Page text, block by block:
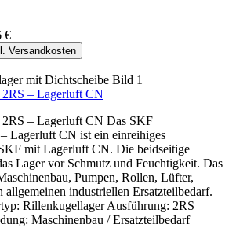
€
Versandkosten
– Lagerluft CN
– Lagerluft CN Das SKF
Lagerluft CN ist ein einreihiges
mit Lagerluft CN. Die beidseitige
Lager vor Schmutz und Feuchtigkeit. Das
Pumpen, Rollen, Lüfter,
allgemeinen industriellen Ersatzteilbedarf.
Rillenkugellager Ausführung: 2RS
Maschinenbau / Ersatzteilbedarf